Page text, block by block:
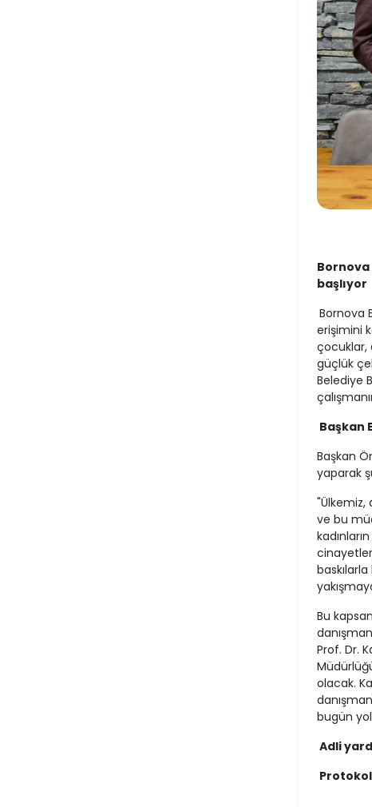
başlıyor
Bornova
erişimini
çocuklar,
güçlük
Belediye
Başkan
Başkan
yaparak
ve bu
baskılarla
Bu
Prof. Dr.
olacak.
bugün
Adli